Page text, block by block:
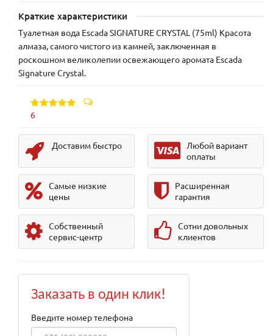
Краткие характеристики
Туалетная вода Escada SIGNATURE CRYSTAL (75ml) Красота
алмаза, самого чистого из камней, заключенная в
роскошном великолепии освежающего аромата Escada
Signature Crystal.
6
Доставим быстро
Любой вариант
оплаты
Самые низкие
цены
Расширенная
гарантия
Собственный
сервис-центр
Сотни довольных
клиентов
Заказать в один клик!
Введите номер телефона